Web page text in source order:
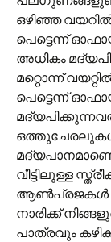
ഒഴിഞ്ഞ
പെട്ടെന്ന്
അധികം
മറ്റൊന്ന്
പെട്ടെന്ന്
വീട്ടിലുള്ള
ആൺപ്രജകൾ
നാരിക്ക്
പാത്രവും